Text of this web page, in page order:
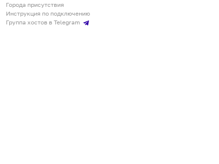
Города присутствия
Инструкция по подключению
Группа хостов в Telegram